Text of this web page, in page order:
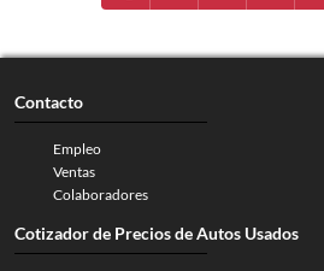
Contacto
Empleo
Ventas
Colaboradores
Cotizador de Precios de Autos Usados